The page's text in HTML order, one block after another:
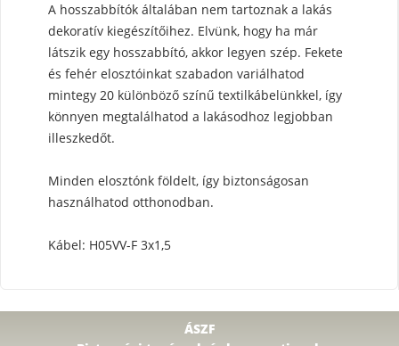
A hosszabbítók általában nem tartoznak a lakás
dekoratív kiegészítőihez. Elvünk, hogy ha már
látszik egy hosszabbító, akkor legyen szép. Fekete
és fehér elosztóinkat szabadon variálhatod
mintegy 20 különböző színű textilkábelünkkel, így
könnyen megtalálhatod a lakásodhoz legjobban
illeszkedőt.
Minden elosztónk földelt, így biztonságosan
használhatod otthonodban.
Kábel: H05VV-F 3x1,5
ÁSZF